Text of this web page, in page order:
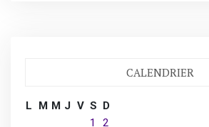
CALENDRIER
L M M J V S
D
1
2